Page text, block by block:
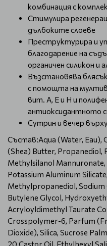
комбинация с
Стимулира
дълбоките слоеве
Преструктурира и
благодарение на
органичен силикон и
Възстановява
с помощта на
вит. А, Е и Н и
антиоксидантното
Сутрин и вечер
Състав:Aqua (Water, Eau),
(Shea) Butter, Propanediol,
Methylsilanol Mannuronate,
Potassium Aluminum
Methylpropanediol,
Butylene Glycol,
Acryloyldimethyl Taurate
Crosspolymer-6, Parfum
Dioxide), Silica, Sucrose
20 Castor Oil, Ethylhexyl